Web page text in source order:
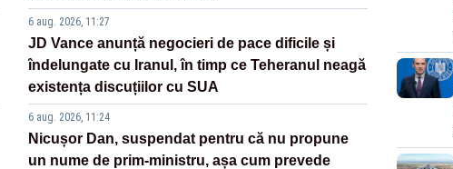
6 aug. 2026, 11:27
JD Vance anunță negocieri de pace dificile și
îndelungate cu Iranul, în timp ce Teheranul neagă
existența discuțiilor cu SUA
6 aug. 2026, 11:24
Nicușor Dan, suspendat pentru că nu propune
un nume de prim-ministru, așa cum prevede